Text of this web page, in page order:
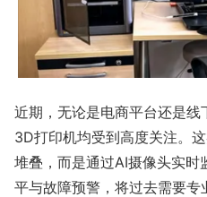
近期，无论是电商平台还是
3D打印机均受到高度关注。
堆叠，而是通过AI摄像头实时
平与故障预警，将过去需要